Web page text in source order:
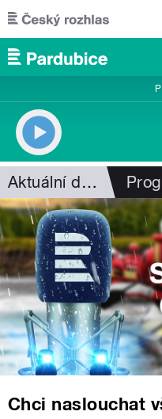
Přejít k hlavnímu obsahu
Aktuální dění
Chci naslouchat